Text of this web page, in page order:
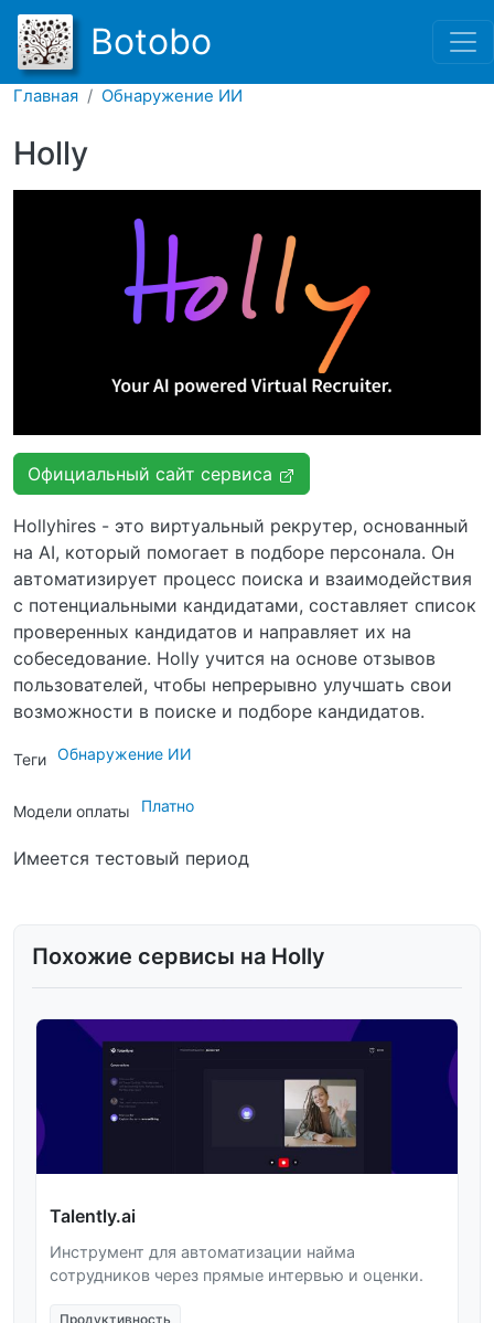
Перейти к основному
Botobo
Главная Обнаружение ИИ
Holly
Официальный сайт сервиса
Hollyhires - это виртуальный рекрутер, основанный
на AI, который помогает в подборе персонала. Он
автоматизирует процесс поиска и взаимодействия
с потенциальными кандидатами, составляет список
проверенных кандидатов и направляет их на
собеседование. Holly учится на основе отзывов
пользователей, чтобы непрерывно улучшать свои
возможности в поиске и подборе кандидатов.
Теги Обнаружение ИИ
Модели оплаты Платно
Имеется тестовый период
Похожие сервисы на Holly
Talently.ai
Инструмент для автоматизации найма
сотрудников через прямые интервью и оценки.
Продуктивность